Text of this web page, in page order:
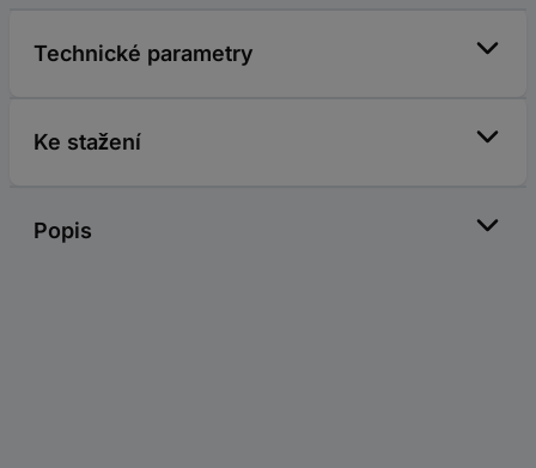
Technické parametry
Ke stažení
Popis